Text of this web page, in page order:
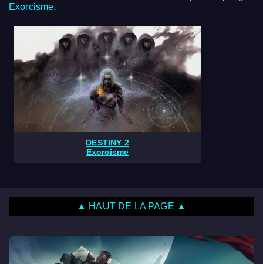
Exorcisme.
DESTINY 2
Exorcisme
▲ HAUT DE LA PAGE ▲